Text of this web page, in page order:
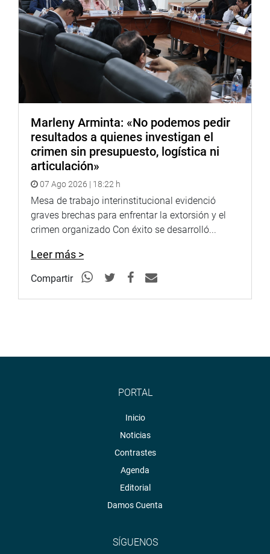
Marleny Arminta: «No podemos pedir
resultados a quienes investigan el
crimen sin presupuesto, logística ni
articulación»
07 Ago 2026 | 18:22 h
Mesa de trabajo interinstitucional evidenció
graves brechas para enfrentar la extorsión y el
crimen organizado Con éxito se desarrolló...
Leer más >
Compartir
PORTAL
Inicio
Noticias
Contrastes
Agenda
Editorial
Damos Cuenta
SÍGUENOS